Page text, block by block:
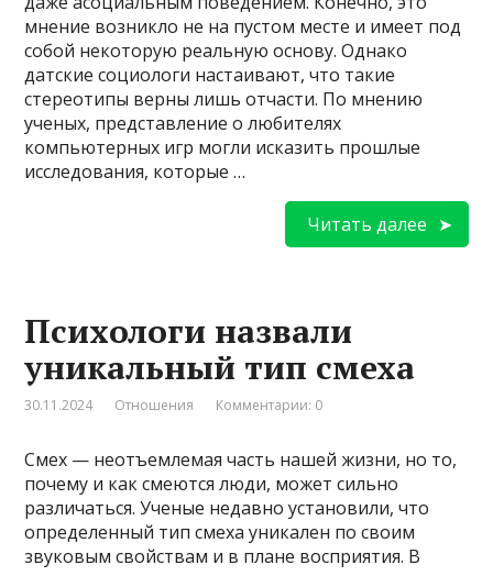
мнение возникло не на пустом месте и имеет под
собой некоторую реальную основу. Однако
датские социологи настаивают, что такие
стереотипы верны лишь отчасти. По мнению
ученых, представление о любителях
компьютерных игр могли исказить прошлые
исследования, которые …
Читать далее
Психологи назвали
уникальный тип смеха
30.11.2024 Отношения Комментарии: 0
Смех — неотъемлемая часть нашей жизни, но то,
почему и как смеются люди, может сильно
различаться. Ученые недавно установили, что
определенный тип смеха уникален по своим
звуковым свойствам и в плане восприятия. В